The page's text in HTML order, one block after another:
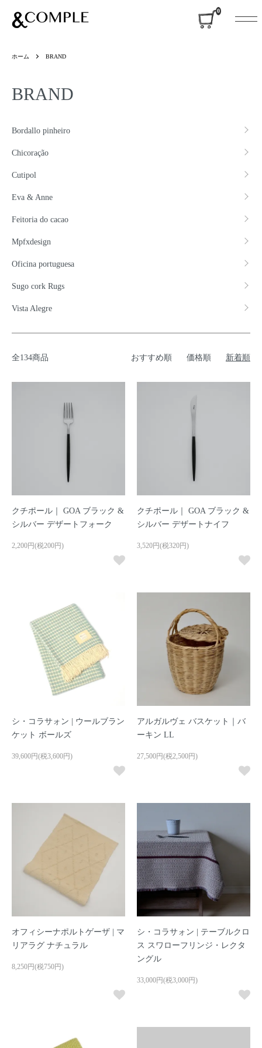
0
ホーム BRAND
BRAND
グループ一覧
Bordallo pinheiro
Chicoração
Cutipol
Eva & Anne
Feitoria do cacao
Mpfxdesign
Oficina portuguesa
Sugo cork Rugs
Vista Alegre
全134商品 おすすめ順 価格順 新着順
クチポール｜ GOA ブラック &
シルバー デザートフォーク
2,200円(税200円)
クチポール｜ GOA ブラック &
シルバー デザートナイフ
3,520円(税320円)
シ・コラサォン | ウールブラン
ケット ボールズ
39,600円(税3,600円)
アルガルヴェ バスケット｜バ
ーキン LL
27,500円(税2,500円)
オフィシーナポルトゲーザ | マ
リアラグ ナチュラル
8,250円(税750円)
シ・コラサォン | テーブルクロ
ス スワローフリンジ・レクタ
ングル
33,000円(税3,000円)